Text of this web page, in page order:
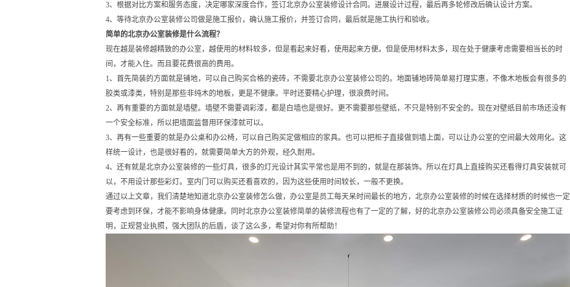
3、根据对比方案和服务态度，决定哪家深度合作，签订北京办公室装修设计合同。进展设计过程，最后再多轮修改后确认设计方案。
4、等待北京办公室装修公司做是施工报价，确认施工报价，并签订合同，最后就是施工执行和验收。
简单的北京办公室装修是什么流程？
现在越是装修越精致的办公室，越使用的材料较多，但是看起来好看，使用起来方便。但是使用材料太多，现在处于健康考虑需要相当长的时
间，才能入住。而且要花费很高的费用。
1、首先简装的方面就是铺地，可以自己购买合格的瓷砖，不需要北京办公室装修公司的。地面铺地砖简单易打理实惠，不像木地板会有很多的
胶类或漆类，特别是那些非纯木的地板，更是不健康。平时还要精心护理，很浪费时间。
2、再有重要的方面就是墙壁。墙壁不需要调彩漆，都是白墙也是很好。更不需要那些壁纸，不只是特别不安全的。现在对壁纸目前市场还没有
一个安全标准，所以把墙面监督用环保漆就可以。
3、再有一些重要的就是办公桌和办公椅，可以自己购买定做相应的家具。也可以把柜子直接做到墙上面，可以让办公室的空间最大效用化。这
样统一设计，也是很好看的，就需要简单大方的外观，经久耐用。
4、还有就是北京办公室装修的一些灯具，很多的灯光设计其实平常也是用不到的，就是在那装饰。所以在灯具上直接购买还看得灯具安装就可
以，不用设计那些彩灯。室内门可以购买还看喜欢的，因为这些使用时间较长，一般不更换。
通过以上文章，我们清楚地知道北京办公室装修怎么做，办公室是员工每天呆时间最长的地方，北京办公室装修的时候在选择材质的时候也一定
要考虑到环保，才能不影响身体健康。同时北京办公室装修简单的装修流程也有了一定的了解，好的北京办公室装修公司必须具备安全施工证
明，正规营业执照，强大团队的后盾，谈了这么多，希望对你有所帮助！